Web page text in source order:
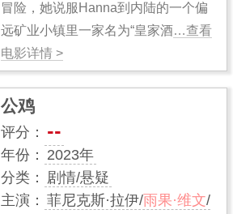
冒险，她说服Hanna到内陆的一个偏
远矿业小镇里一家名为“皇家酒…查看
电影详情 >
公鸡
评分： --
年份： 2023年
分类： 剧情/悬疑
主演： 菲尼克斯·拉伊/雨果·维文/